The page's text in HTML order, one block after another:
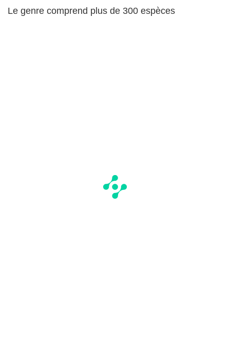
Le genre comprend plus de 300 espèces